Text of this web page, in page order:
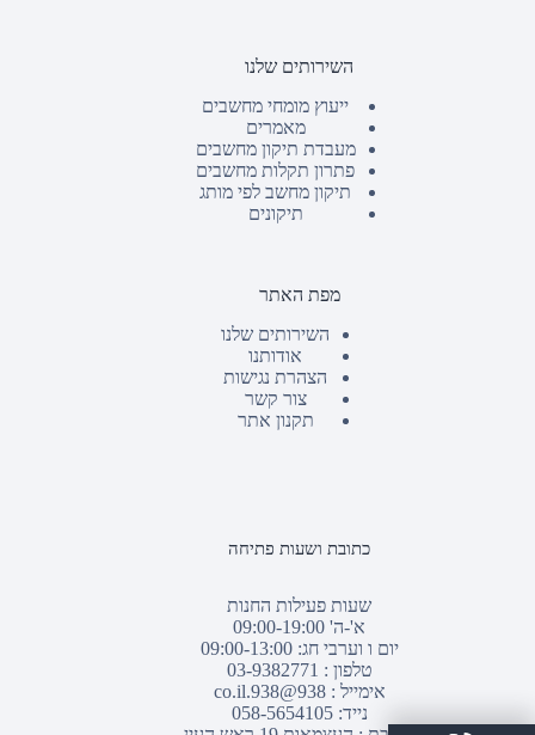
השירותים שלנו
ייעוץ מומחי מחשבים
מאמרים
מעבדת תיקון מחשבים
פתרון תקלות מחשבים
תיקון מחשב לפי מותג
תיקונים
מפת האתר
השירותים שלנו
אודותנו
הצהרת נגישות
צור קשר
תקנון אתר
כתובת ושעות פתיחה
שעות פעילות החנות
א'-ה' 09:00-19:00
יום ו וערבי חג: 09:00-13:00
טלפון : 03-9382771
אימייל :938@938.co.il
נייד: 058-5654105